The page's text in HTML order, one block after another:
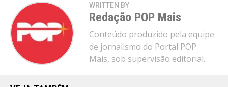
WRITTEN BY
Redação POP Mais
Conteúdo produzido pela equipe
de jornalismo do Portal POP
Mais, sob supervisão editorial.
Reddit
Whatsapp
Email